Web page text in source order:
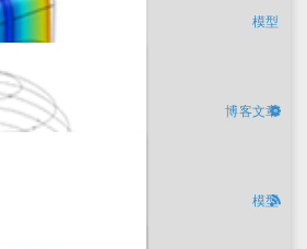
模型
博客文章
模型